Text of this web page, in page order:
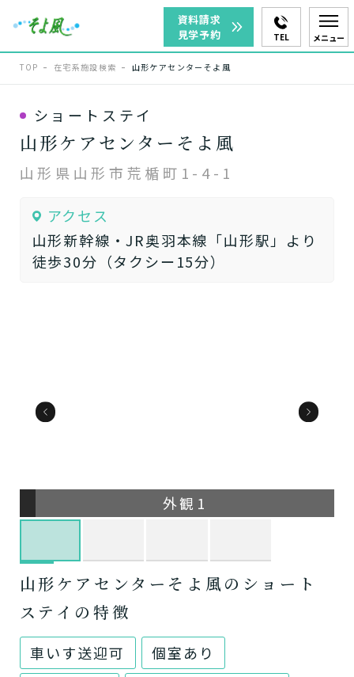
資料請求
見学予約
TEL メニュー
TOP 在宅系施設検索 山形ケアセンターそよ風
ショートステイ
山形ケアセンターそよ風
山形県山形市荒楯町1-4-1
アクセス
山形新幹線・JR奥羽本線「山形駅」より
徒歩30分（タクシー15分）
外観1
山形ケアセンターそよ風のショート
ステイの特徴
車いす送迎可
個室あり